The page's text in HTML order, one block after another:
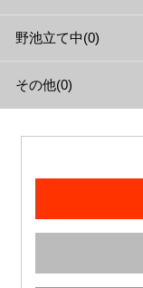
野池立て中(0)
その他(0)